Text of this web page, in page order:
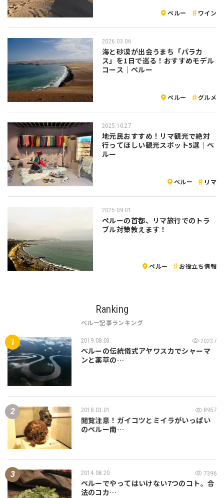
ペルー ワイン
2026.03.06
海と砂漠が出会うまち「パラカ
ス」を1日で巡る！おすすめモデル
コース｜ペルー
ペルー グルメ
2025.10.27
地元民おすすめ！リマ観光で絶対
行ってほしい観光スポット5選｜ペ
ルー
ペルー リマ
2025.09.01
ペルーの首都、リマ旅行でのトラ
ブル対策教えます！
ペルー お役立ち情報
Ranking
ペルー記事ランキング
2019.08.03 20237
ペルーの伝統儀式アヤワスカでシャーマ
ンと薬草の…
2018.03.01 8957
閲覧注意！ガイコツとミイラがいっぱい
のペルー南…
2014.08.20 7396
ペルーでやってはいけない7つのコト。合
法のコカ…